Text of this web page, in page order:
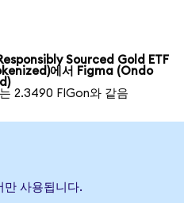
Sourced Gold ETF
에서 Figma (Ondo
2.3490 FIGon와 같음
만 사용됩니다.